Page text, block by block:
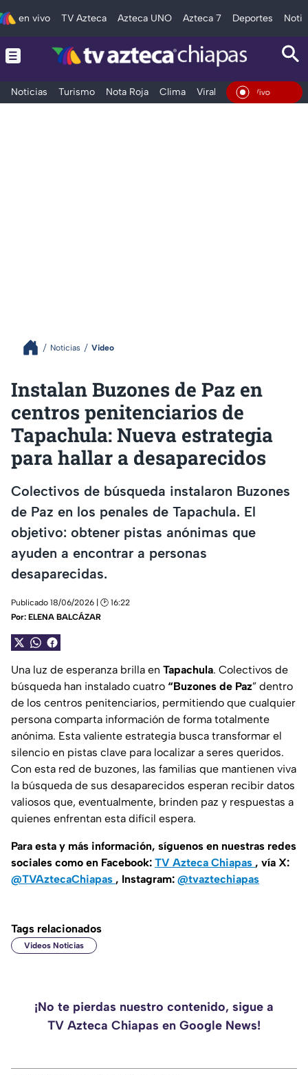
en vivo TV Azteca Azteca UNO Azteca 7 Deportes
Noticias Turismo Nota Roja Clima Viral y Tendencia
En Vivo
Noticias Video
Instalan Buzones de Paz en
centros penitenciarios de
Tapachula: Nueva estrategia
para hallar a desaparecidos
Colectivos de búsqueda instalaron Buzones
de Paz en los penales de Tapachula. El
objetivo: obtener pistas anónimas que
ayuden a encontrar a personas
desaparecidas.
Publicado 18/06/2026 | 🕑 16:22
Por: ELENA BALCÁZAR
Una luz de esperanza brilla en Tapachula. Colectivos de
búsqueda han instalado cuatro “Buzones de Paz” dentro
de los centros penitenciarios, permitiendo que cualquier
persona comparta información de forma totalmente
anónima. Esta valiente estrategia busca transformar el
silencio en pistas clave para localizar a seres queridos.
Con esta red de buzones, las familias que mantienen viva
la búsqueda de sus desaparecidos esperan recibir datos
valiosos que, eventualmente, brinden paz y respuestas a
quienes enfrentan esta difícil espera.
Para esta y más información, síguenos en nuestras redes
sociales como en Facebook: TV Azteca Chiapas , vía X:
@TVAztecaChiapas , Instagram: @tvaztechiapas
Tags relacionados
Videos Noticias
¡No te pierdas nuestro contenido, sigue a
TV Azteca Chiapas en Google News!